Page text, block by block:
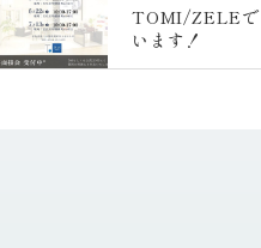
TOMI/ZELEで
います！